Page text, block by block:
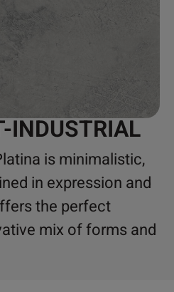
INDUSTRIAL
is minimalistic,
in expression and
the perfect
mix of forms and